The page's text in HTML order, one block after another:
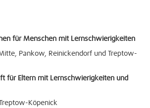
für Menschen mit Lernschwierigkeiten
Pankow, Reinickendorf und Treptow-
für Eltern mit Lernschwierigkeiten und
Köpenick